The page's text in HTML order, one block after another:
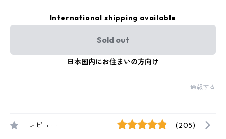
International shipping available
Sold out
日本国内にお住まいの方向け
通報する
レビュー (205)